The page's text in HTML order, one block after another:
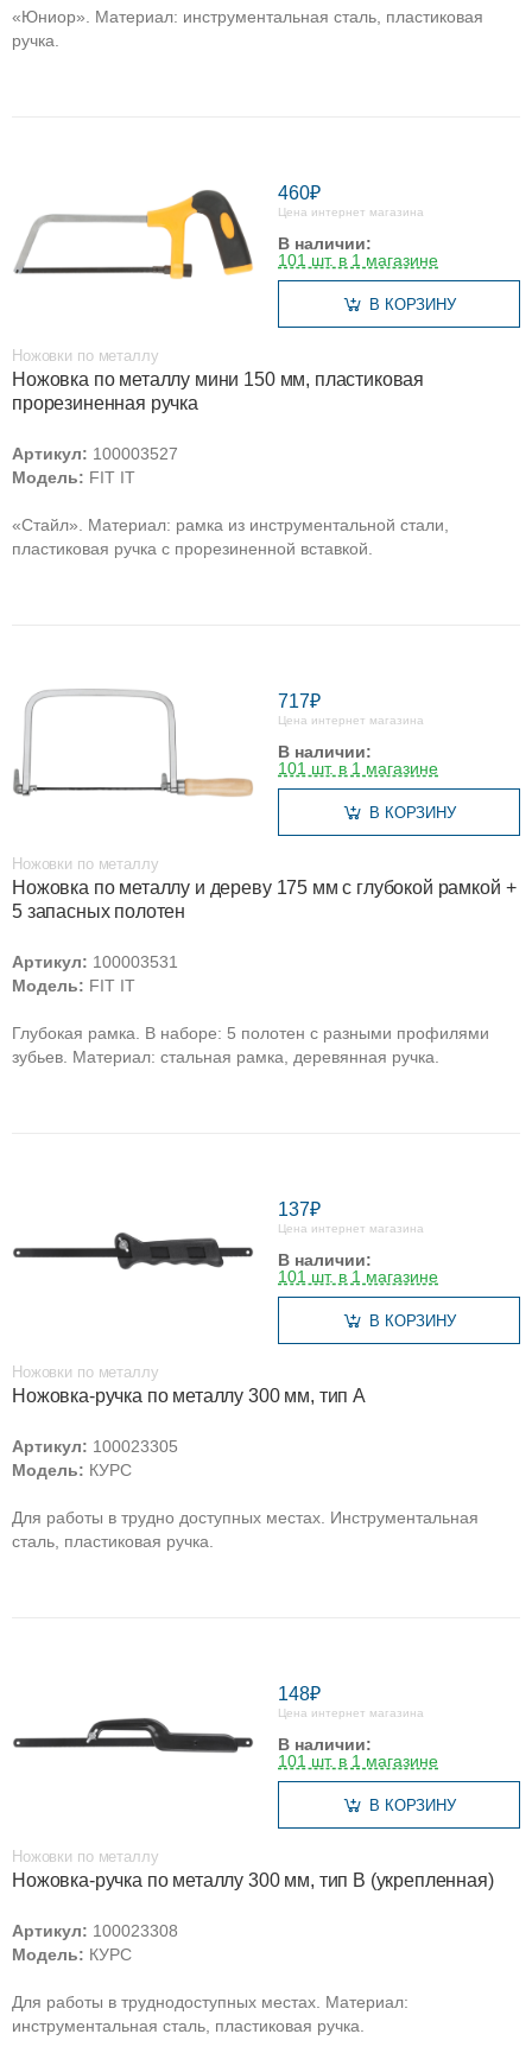
«Юниор». Материал: инструментальная сталь, пластиковая
ручка.
460₽
Цена интернет магазина
В наличии:
101 шт. в 1 магазине
В КОРЗИНУ
Ножовки по металлу
Ножовка по металлу мини 150 мм, пластиковая
прорезиненная ручка
Артикул: 100003527
Модель: FIT IT
«Стайл». Материал: рамка из инструментальной стали,
пластиковая ручка с прорезиненной вставкой.
717₽
Цена интернет магазина
В наличии:
101 шт. в 1 магазине
В КОРЗИНУ
Ножовки по металлу
Ножовка по металлу и дереву 175 мм с глубокой рамкой +
5 запасных полотен
Артикул: 100003531
Модель: FIT IT
Глубокая рамка. В наборе: 5 полотен с разными профилями
зубьев. Материал: стальная рамка, деревянная ручка.
137₽
Цена интернет магазина
В наличии:
101 шт. в 1 магазине
В КОРЗИНУ
Ножовки по металлу
Ножовка-ручка по металлу 300 мм, тип А
Артикул: 100023305
Модель: КУРС
Для работы в трудно доступных местах. Инструментальная
сталь, пластиковая ручка.
148₽
Цена интернет магазина
В наличии:
101 шт. в 1 магазине
В КОРЗИНУ
Ножовки по металлу
Ножовка-ручка по металлу 300 мм, тип В (укрепленная)
Артикул: 100023308
Модель: КУРС
Для работы в труднодоступных местах. Материал:
инструментальная сталь, пластиковая ручка.